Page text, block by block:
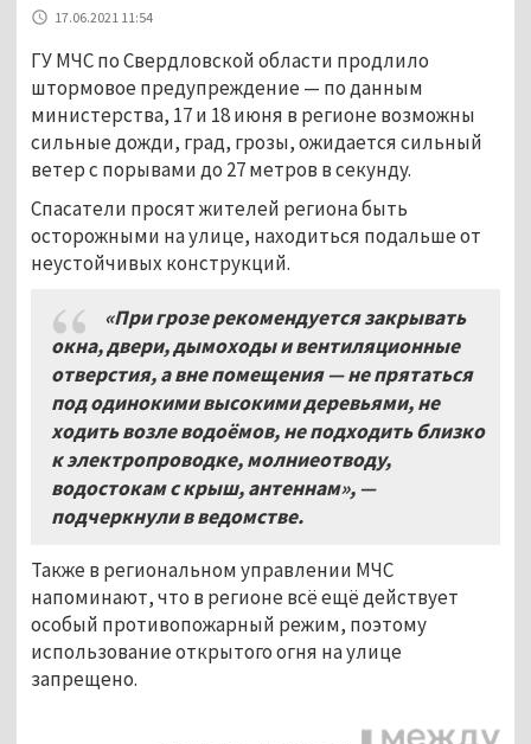
17.06.2021 11:54
ГУ МЧС по Свердловской области продлило
штормовое предупреждение — по данным
министерства, 17 и 18 июня в регионе возможны
сильные дожди, град, грозы, ожидается сильный
ветер с порывами до 27 метров в секунду.
Спасатели просят жителей региона быть
осторожными на улице, находиться подальше от
неустойчивых конструкций.
«При грозе рекомендуется закрывать
окна, двери, дымоходы и вентиляционные
отверстия, а вне помещения — не прятаться
под одинокими высокими деревьями, не
ходить возле водоёмов, не подходить близко
к электропроводке, молниеотводу,
водостокам с крыш, антеннам», —
подчеркнули в ведомстве.
Также в региональном управлении МЧС
напоминают, что в регионе всё ещё действует
особый противопожарный режим, поэтому
использование открытого огня на улице
запрещено.